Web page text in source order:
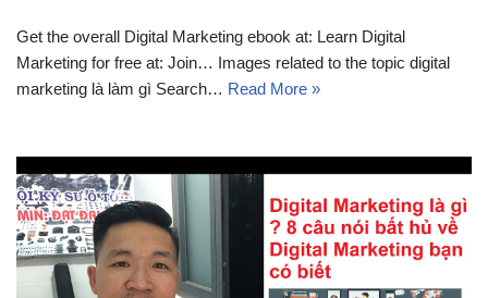
Get the overall Digital Marketing ebook at: Learn Digital
Marketing for free at: Join… Images related to the topic digital
marketing là làm gì Search… Read More »